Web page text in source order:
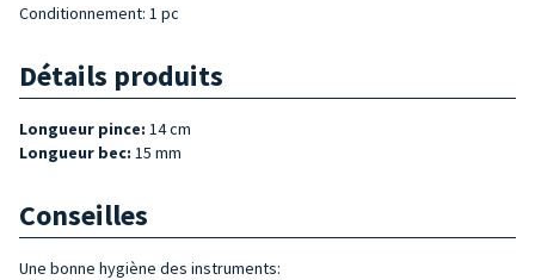
Conditionnement: 1 pc
Détails produits
Longueur pince: 14 cm
Longueur bec: 15 mm
Conseilles
Une bonne hygiène des instruments: